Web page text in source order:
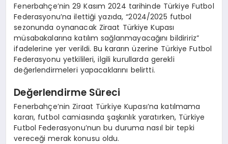
Fenerbahçe’nin 29 Kasım 2024 tarihinde Türkiye Futbol
Federasyonu’na ilettiği yazıda, “2024/2025 futbol
sezonunda oynanacak Ziraat Türkiye Kupası
müsabakalarına katılım sağlanmayacağını bildiririz”
ifadelerine yer verildi. Bu kararın üzerine Türkiye Futbol
Federasyonu yetkilileri, ilgili kurullarda gerekli
değerlendirmeleri yapacaklarını belirtti.
Değerlendirme Süreci
Fenerbahçe’nin Ziraat Türkiye Kupası’na katılmama
kararı, futbol camiasında şaşkınlık yaratırken, Türkiye
Futbol Federasyonu’nun bu duruma nasıl bir tepki
vereceği merak konusu oldu.